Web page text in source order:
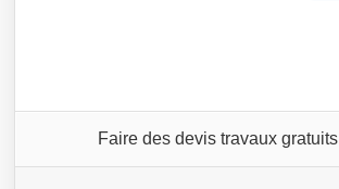
Faire des devis travaux gratuits